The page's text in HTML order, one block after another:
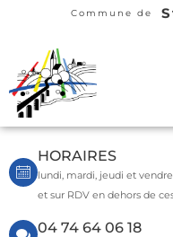
Commune de
HORAIRES
lundi, mardi, jeudi et
et sur RDV en dehors de
04 74 64 06 18